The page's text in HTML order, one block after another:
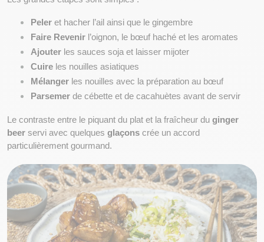
Peler et hacher l’ail ainsi que le gingembre
Faire Revenir l’oignon, le bœuf haché et les aromates
Ajouter les sauces soja et laisser mijoter
Cuire les nouilles asiatiques
Mélanger les nouilles avec la préparation au bœuf
Parsemer de cébette et de cacahuètes avant de servir
Le contraste entre le piquant du plat et la fraîcheur du ginger
beer servi avec quelques glaçons crée un accord
particulièrement gourmand.